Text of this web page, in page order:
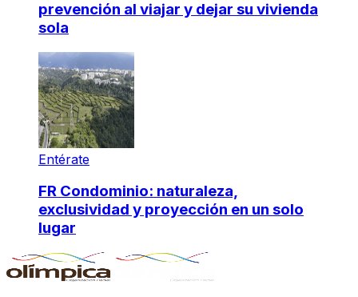
prevención al viajar y dejar su vivienda
sola
Entérate
FR Condominio: naturaleza,
exclusividad y proyección en un solo
lugar